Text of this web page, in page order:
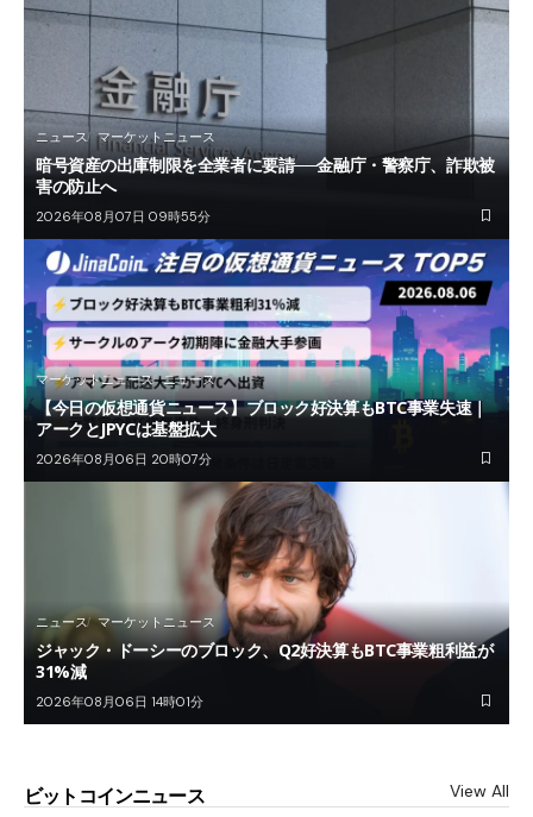
ニュース マーケットニュース
暗号資産の出庫制限を全業者に要請──金融庁・警察庁、詐欺被
害の防止へ
2026年08月07日 09時55分
マーケットニュース ニュース
【今日の仮想通貨ニュース】ブロック好決算もBTC事業失速｜
アークとJPYCは基盤拡大
2026年08月06日 20時07分
ニュース マーケットニュース
ジャック・ドーシーのブロック、Q2好決算もBTC事業粗利益が
31%減
2026年08月06日 14時01分
ビットコインニュース View All